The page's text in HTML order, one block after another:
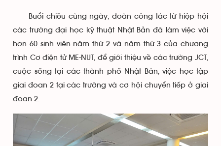
Buổi chiều cùng ngày, đoàn công tác từ hiệp hội
các trường đại học kỹ thuật Nhật Bản đã làm việc với
hơn 60 sinh viên năm thứ 2 và năm thứ 3 của chương
trình Cơ điện tử ME-NUT, để giới thiệu về các trường JCT,
cuộc sống tại các thành phố Nhật Bản, việc học tập
giai đoan 2 tại các trường và cơ hội chuyển tiếp ở giai
đoạn 2.